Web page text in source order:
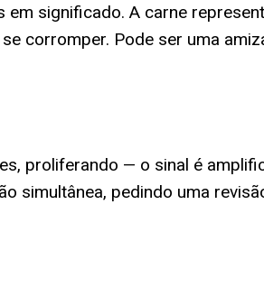
significado. A carne
corromper. Pode ser uma
proliferando — o sinal é
simultânea, pedindo uma